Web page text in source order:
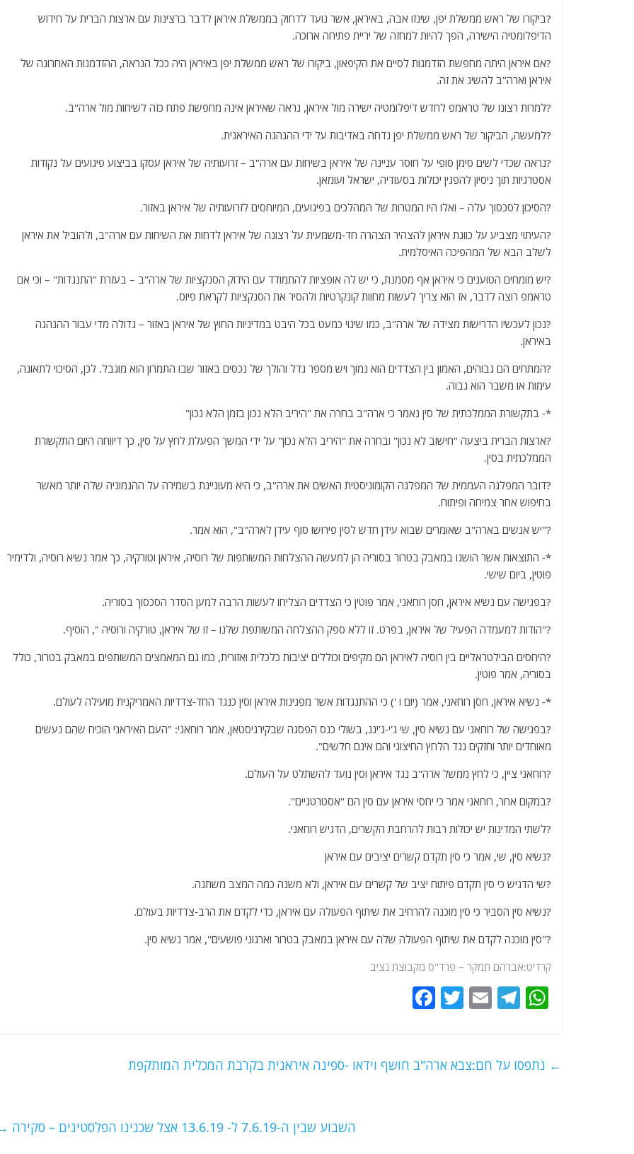
?ביקורו של ראש ממשלת יפן, שינזו אבה, באיראן, אשר נועד לדחוק בממשלת איראן לדבר ברצינות עם ארצות הברית על חידוש
הדיפלומטיה הישירה, הפך להיות למחזה של יריית פתיחה ארוכה.
?אם איראן היתה מחפשת הזדמנות לסיים את הקיפאון, ביקורו של ראש ממשלת יפן באיראן היה ככל הנראה, ההזדמנות האחרונה של
איראן וארה"ב להשיג את זה.
?למרות רצונו של טראמפ לחדש דיפלומטיה ישירה מול איראן, נראה שאיראן אינה מחפשת פתח כזה לשיחות מול ארה"ב.
?למעשה, הביקור של ראש ממשלת יפן נדחה באדיבות על ידי ההנהגה האיראנית.
?נראה שכדי לשים סימן סופי על חוסר עניינה של איראן בשיחות עם ארה"ב – זרועותיה של איראן עסקו בביצוע פיגועים על נקודות
אסטרגיות תוך ניסיון להפגין יכולות בסעודיה, ישראל ועומאן.
?הסיכון לסכסוך עלה – ואלו היו המטרות של המהלכים בפיגועים, המיוחסים לזרועותיה של איראן באזור.
?העיתוי מצביע על כוונת איראן להצהיר הצהרה חד-משמעית על רצונה של איראן לדחות את השיחות עם ארה"ב, ולהוביל את איראן
לשלב הבא של המהפיכה האיסלמית.
?יש מומחים הטוענים כי איראן אף מסמנת, כי יש לה אופציות להתמודד עם הידוק הסנקציות של ארה"ב – בעזרת "התנגדות" – וכי אם
טראמפ רוצה לדבר, אז הוא צריך לעשות מחוות קונקרטיות ולהסיר את הסנקציות לקראת פיוס.
?נכון לעכשיו הדרישות מצידה של ארה"ב, כמו שינוי כמעט בכל היבט במדיניות החוץ של איראן באזור – גדולה מדי עבור ההנהגה
באיראן.
?המתחים הם גבוהים, האמון בין הצדדים הוא נמוך ויש מספר גדל והולך של נכסים באזור שבו התמרון הוא מוגבל. לכן, הסיכוי לתאונה,
עימות או משבר הוא גבוה.
*- בתקשורת הממלכתית של סין נאמר כי ארה"ב בחרה את "היריב הלא נכון בזמן הלא נכון"
?ארצות הברית ביצעה "חישוב לא נכון" ובחרה את "היריב הלא נכון" על ידי המשך הפעלת לחץ על סין, כך דיווחה היום התקשורת
הממלכתית בסין.
?דובר המפלגה העממית של המפלגה הקומוניסטית האשים את ארה"ב, כי היא מעוניינת בשמירה על ההגמוניה שלה יותר מאשר
בחיפוש אחר צמיחה ופיתוח.
?"יש אנשים בארה"ב שאומרים שבוא עידן חדש לסין פירושו סוף עידן לארה"ב", הוא אמר.
*- התוצאות אשר הושגו במאבק בטרור בסוריה הן למעשה ההצלחות המשותפות של רוסיה, איראן וטורקיה, כך אמר נשיא רוסיה, ולדימיר
פוטין, ביום שישי.
?בפגישה עם נשיא איראן, חסן רוחאני, אמר פוטין כי הצדדים הצליחו לעשות הרבה למען הסדר הסכסוך בסוריה.
?"הודות למעמדה הפעיל של איראן, בפרט. זו ללא ספק ההצלחה המשותפת שלנו – זו של איראן, טורקיה ורוסיה ", הוסיף.
?היחסים הבילטראליים בין רוסיה לאיראן הם מקיפים וכוללים יציבות כלכלית ואזורית, כמו גם המאמצים המשותפים במאבק בטרור, כולל
בסוריה, אמר פוטין.
*- נשיא איראן, חסן רוחאני, אמר (יום ו ') כי ההתנגדות אשר מפגינות איראן וסין כנגד החד-צדדיות האמריקנית מועילה לעולם.
?בפגישה של רוחאני עם נשיא סין, שי ג'י-ג'ינג, בשולי כנס הפסגה שבקירגיסטאן, אמר רוחאני: "העם האיראני הוכיח שהם נעשים
מאוחדים יותר וחזקים נגד הלחץ החיצוני והם אינם חלשים".
?רוחאני ציין, כי לחץ ממשל ארה"ב נגד איראן וסין נועד להשתלט על העולם.
?במקום אחר, רוחאני אמר כי יחסי איראן עם סין הם "אסטרטגיים".
?לשתי המדינות יש יכולות רבות להרחבת הקשרים, הדגיש רוחאני.
?נשיא סין, שי, אמר כי סין תקדם קשרים יציבים עם איראן
?שי הדגיש כי סין תקדם פיתוח יציב של קשרים עם איראן, ולא משנה כמה המצב משתנה.
?נשיא סין הסביר כי סין מוכנה להרחיב את שיתוף הפעולה עם איראן, כדי לקדם את הרב-צדדיות בעולם.
?"סין מוכנה לקדם את שיתוף הפעולה שלה עם איראן במאבק בטרור וארגוני פושעים", אמר נשיא סין.
קרדיט:אברהם תמקר – פרד"ס מקבוצת נציב
W
s
T
g
E
l
T
er
e ← נתפסו על חם:צבא ארה"ב חושף וידאו -ספינה איראנית בקרבת המכלית המותקפת
השבוע שבין ה-7.6.19 ל- 13.6.19 אצל שכנינו הפלסטינים – סקירה